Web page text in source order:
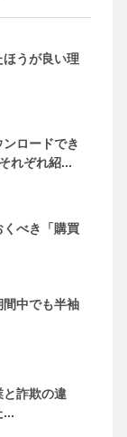
ほうが良い理
ロードでき
れぞれ紹...
べき「購買
間中でも半袖
と詐欺の違
...